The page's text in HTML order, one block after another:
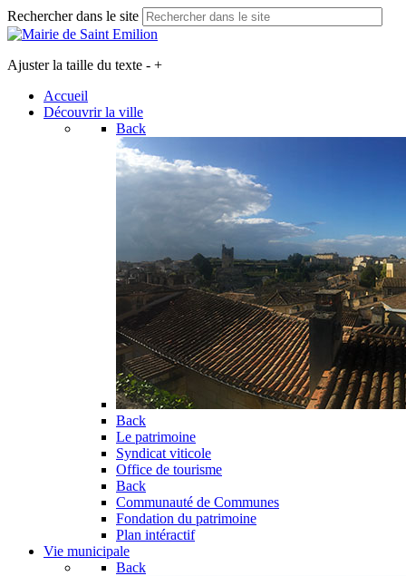
Rechercher dans le site
Ajuster la taille du texte - +
Accueil
Découvrir la ville
Back
Back
Le patrimoine
Syndicat viticole
Office de tourisme
Back
Communauté de Communes
Fondation du patrimoine
Plan intéractif
Vie municipale
Back